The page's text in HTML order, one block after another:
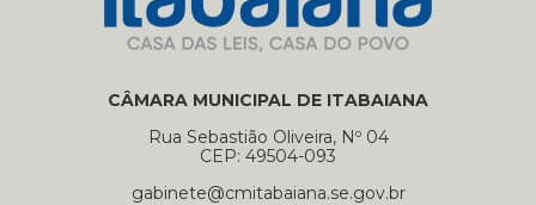
CÂMARA MUNICIPAL DE ITABAIANA
Rua Sebastião Oliveira, Nº 04
CEP: 49504-093
gabinete@cmitabaiana.se.gov.br